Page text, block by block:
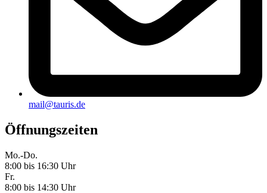
mail@tauris.de
Öffnungszeiten
Mo.-Do.
8:00 bis 16:30 Uhr
Fr.
8:00 bis 14:30 Uhr